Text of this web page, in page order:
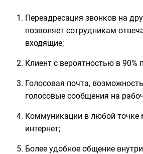
Переадресация звонков на
позволяет сотрудникам
входящие;
Клиент с вероятностью в 90%
Голосовая почта,
голосовые сообщения на
Коммуникации в любой точке
интернет;
Более удобное общение